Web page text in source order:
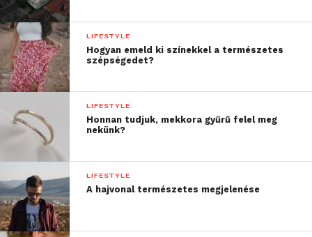
LIFESTYLE
Hogyan emeld ki színekkel a természetes
szépségedet?
LIFESTYLE
Honnan tudjuk, mekkora gyűrű felel meg
nekünk?
LIFESTYLE
A hajvonal természetes megjelenése